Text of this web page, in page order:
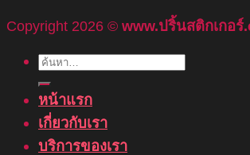
Copyright 2026 © www.ปริ้นสติกเกอร์
ค้นหา:
หน้าแรก
เกี่ยวกับเรา
บริการของเรา